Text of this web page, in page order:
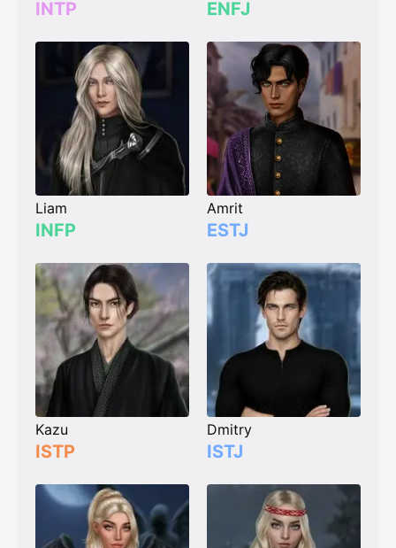
INTP ENFJ
Liam
INFP
Amrit
ESTJ
Kazu
ISTP
Dmitry
ISTJ